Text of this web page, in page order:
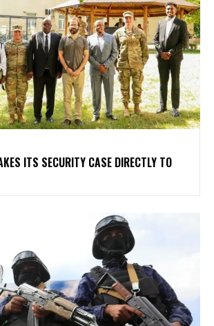
ITS SECURITY CASE DIRECTLY TO